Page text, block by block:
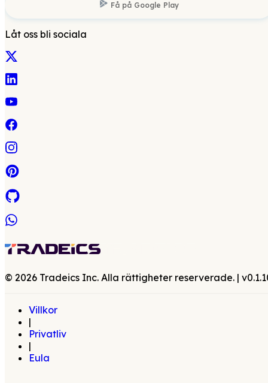
Få på Google Play
Låt oss bli sociala
© 2026 Tradeics Inc. Alla rättigheter reserverade. | v
Villkor
|
Privatliv
|
Eula